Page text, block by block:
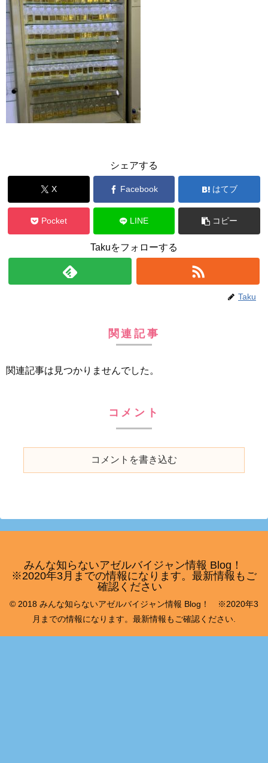
シェアする
X Facebook はてブ
Pocket LINE コピー
Takuをフォローする
Taku
関連記事
関連記事は見つかりませんでした。
コメント
コメントを書き込む
みんな知らないアゼルバイジャン情報 Blog！
※2020年3月までの情報になります。最新情報もご
確認ください
© 2018 みんな知らないアゼルバイジャン情報 Blog！ ※2020年3
月までの情報になります。最新情報もご確認ください.